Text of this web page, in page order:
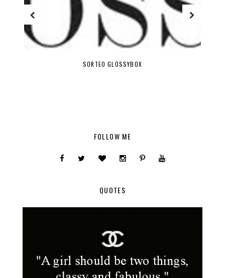
SORTEO GLOSSYBOX
FOLLOW ME
QUOTES